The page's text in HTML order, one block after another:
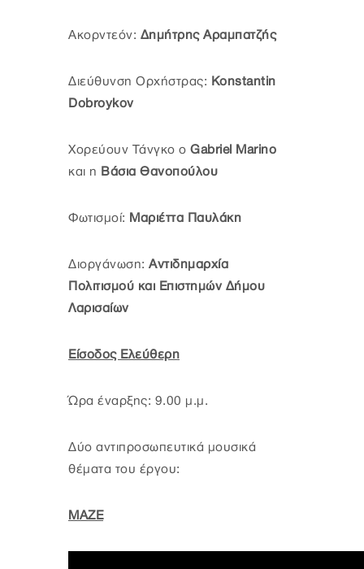
Ακορντεόν: Δημήτρης Αραμπατζής
Διεύθυνση Ορχήστρας: Konstantin
Dobroykov
Χορεύουν Τάνγκο ο Gabriel Marino
και η Βάσια Θανοπούλου
Φωτισμοί: Μαριέττα Παυλάκη
Διοργάνωση: Αντιδημαρχία
Πολιτισμού και Επιστημών Δήμου
Λαρισαίων
Είσοδος Ελεύθερη
Ώρα έναρξης: 9.00 μ.μ.
Δύο αντιπροσωπευτικά μουσικά
θέματα του έργου:
ΜΑΖΕ